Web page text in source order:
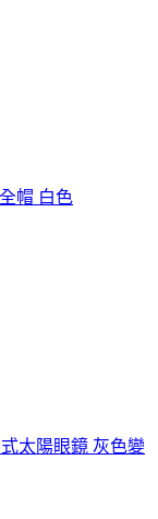
帽 白色
太陽眼鏡 灰色變